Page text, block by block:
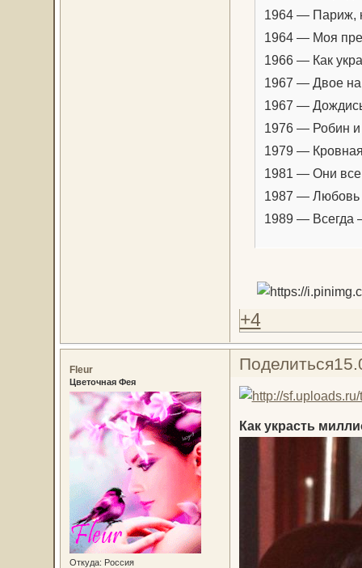
1964 — Париж,
1964 — Моя
1966 — Как
1967 — Двое на
1967 —
1976 — Робин
1979 —
1981 — Они
1987 — Любовь
1989 — Всегда
+4
Поделиться
Fleur
Цветочная Фея
Откуда: Россия
Как украсть